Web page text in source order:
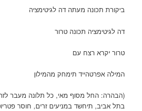
ביקורת תכונה מעתה דה לגיטימציה
דה לגיטימציה תכונה טרור
טרור יקרא רצח עם
המילה אפרטהייד תימחק מהמילון
(הבהרה: החל מסוף מאי, כל תלונה מעבר
בתל אביב, תיחשד במניעים זרים, חוסר